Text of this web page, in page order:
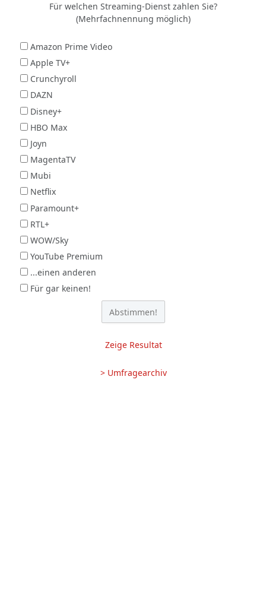
Für welchen Streaming-Dienst zahlen Sie?
(Mehrfachnennung möglich)
Amazon Prime Video
Apple TV+
Crunchyroll
DAZN
Disney+
HBO Max
Joyn
MagentaTV
Mubi
Netflix
Paramount+
RTL+
WOW/Sky
YouTube Premium
...einen anderen
Für gar keinen!
Zeige Resultat
> Umfragearchiv